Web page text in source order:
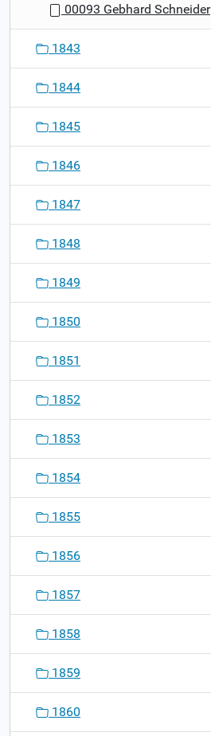
00093 Gebhard Schneider
1843
1844
1845
1846
1847
1848
1849
1850
1851
1852
1853
1854
1855
1856
1857
1858
1859
1860